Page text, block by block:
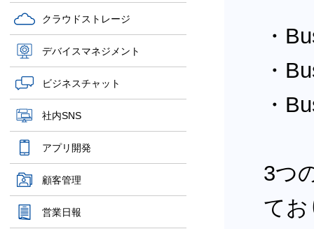
クラウドストレージ
デバイスマネジメント
ビジネスチャット
社内SNS
アプリ開発
顧客管理
営業日報
・
・
・
3つ
てお